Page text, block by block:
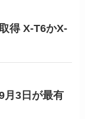
得 X-T6かX-
月3日が最有